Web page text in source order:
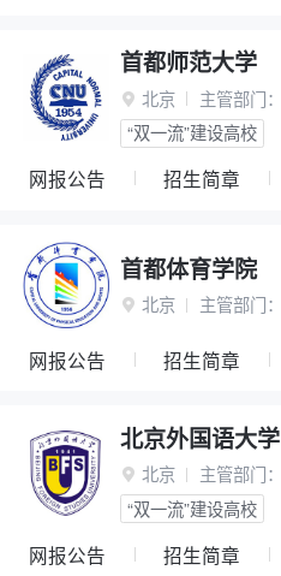
首都师范大学
 北京 主管部门：
“双一流”建设高校
网报公告 招生简章
首都体育学院
 北京 主管部门：
网报公告 招生简章
北京外国语大学
 北京 主管部门：
“双一流”建设高校
网报公告 招生简章